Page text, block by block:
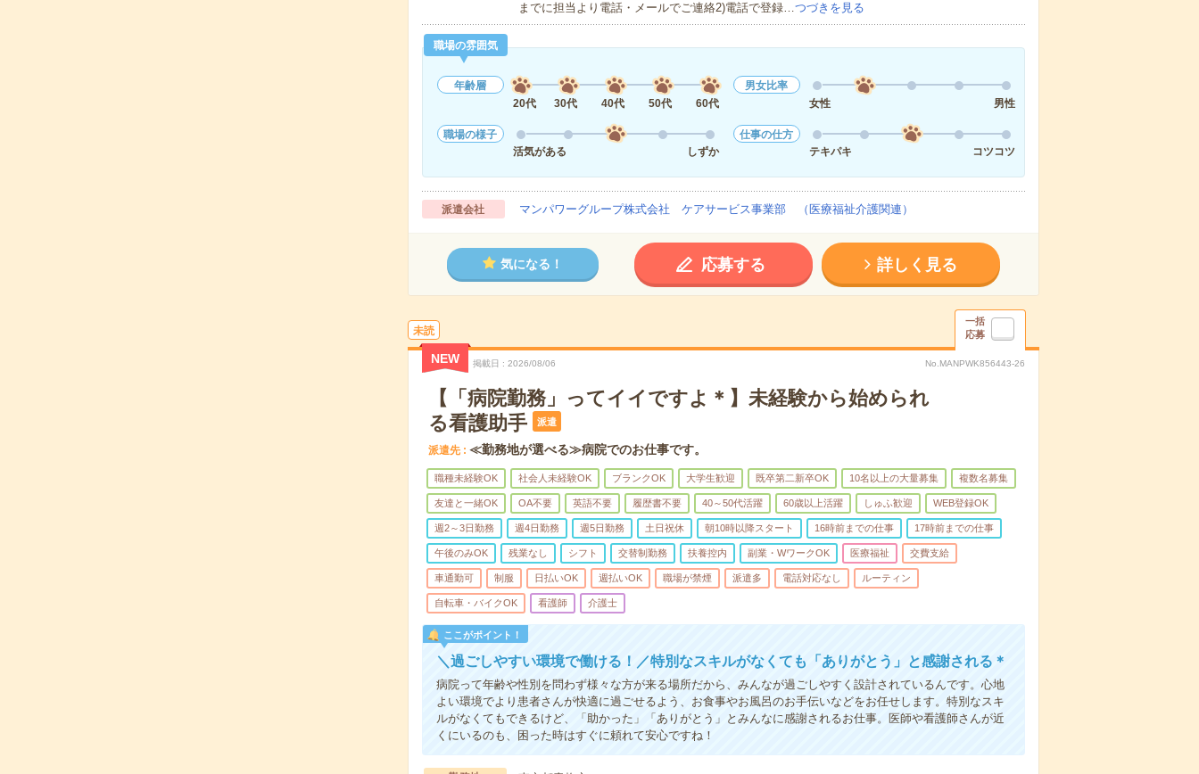
までに担当より電話・メールでご連絡2)電話で登録…つづきを見る
職場の雰囲気
年齢層
20代
30代 40代 50代 60代
男女比率
女性
男性
職場の様子
活気がある
しずか
仕事の仕方
テキパキ
コツコツ
派遣会社 マンパワーグループ株式会社 ケアサービス事業部 （医療福祉介護関連）
気になる！ 応募する 詳しく見る
未読
一括
応募
NEW 掲載日 2026/08/06 No.MANPWK856443-26
【「病院勤務」ってイイですよ＊】未経験から始められ
る看護助手
派遣
派遣先 ≪勤務地が選べる≫病院でのお仕事です。
職種未経験OK 社会人未経験OK ブランクOK 大学生歓迎 既卒第二新卒OK 10名以上の大量募集 複数名募集
友達と一緒OK OA不要 英語不要 履歴書不要 40～50代活躍 60歳以上活躍 しゅふ歓迎 WEB登録OK
週2～3日勤務 週4日勤務 週5日勤務 土日祝休 朝10時以降スタート 16時前までの仕事 17時前までの仕事
午後のみOK 残業なし シフト 交替制勤務 扶養控内 副業・WワークOK 医療福祉 交費支給
車通勤可 制服 日払いOK 週払いOK 職場が禁煙 派遣多 電話対応なし ルーティン
自転車・バイクOK 看護師 介護士
ここがポイント！
＼過ごしやすい環境で働ける！／特別なスキルがなくても「ありがとう」と感謝される＊
病院って年齢や性別を問わず様々な方が来る場所だから、みんなが過ごしやすく設計されているんです。心地
よい環境でより患者さんが快適に過ごせるよう、お食事やお風呂のお手伝いなどをお任せします。特別なスキ
ルがなくてもできるけど、「助かった」「ありがとう」とみんなに感謝されるお仕事。医師や看護師さんが近
くにいるのも、困った時はすぐに頼れて安心ですね！